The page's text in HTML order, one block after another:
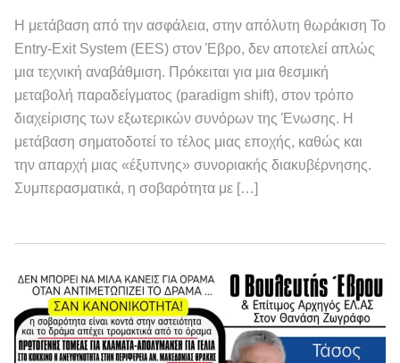
Η μετάβαση από την ασφάλεια, στην απόλυτη θωράκιση Το
Entry-Exit System (EES) στον Έβρο, δεν αποτελεί απλώς
μια τεχνική αναβάθμιση. Πρόκειται για μια θεσμική
μεταβολή παραδείγματος (paradigm shift), στον τρόπο
διαχείρισης των εξωτερικών συνόρων της Ένωσης. Η
μετάβαση σηματοδοτεί το τέλος μιας εποχής, καθώς και
την απαρχή μιας «έξυπνης» συνοριακής διακυβέρνησης.
Συμπερασματικά, η σοβαρότητα με […]